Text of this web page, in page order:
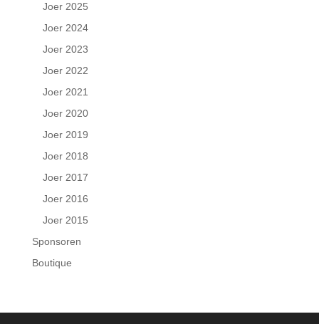
Joer 2025
Joer 2024
Joer 2023
Joer 2022
Joer 2021
Joer 2020
Joer 2019
Joer 2018
Joer 2017
Joer 2016
Joer 2015
Sponsoren
Boutique